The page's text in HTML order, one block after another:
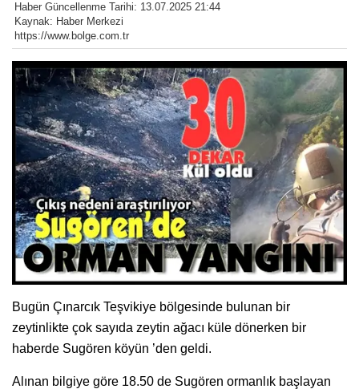
Haber Güncellenme Tarihi: 13.07.2025 21:44
Kaynak: Haber Merkezi
https://www.bolge.com.tr
Bugün Çınarcık Teşvikiye bölgesinde bulunan bir
zeytinlikte çok sayıda zeytin ağacı küle dönerken bir
haberde Sugören köyün ’den geldi.
Alınan bilgiye göre 18.50 de Sugören ormanlık başlayan